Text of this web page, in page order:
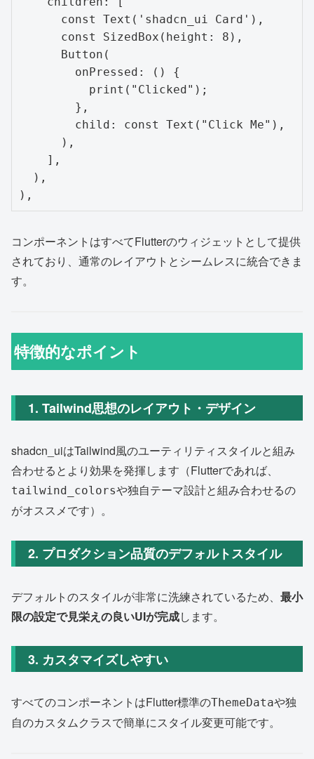
コンポーネントはすべてFlutterのウィジェットとして提供
されており、通常のレイアウトとシームレスに統合できま
す。
特徴的なポイント
1. Tailwind思想のレイアウト・デザイン
shadcn_uiはTailwind風のユーティリティスタイルと組み
合わせるとより効果を発揮します（Flutterであれば、
tailwind_colorsや独自テーマ設計と組み合わせるの
がオススメです）。
2. プロダクション品質のデフォルトスタイル
デフォルトのスタイルが非常に洗練されているため、 最小
限の設定で見栄えの良いUIが完成します。
3. カスタマイズしやすい
すべてのコンポーネントはFlutter標準のThemeDataや独
自のカスタムクラスで簡単にスタイル変更可能です。